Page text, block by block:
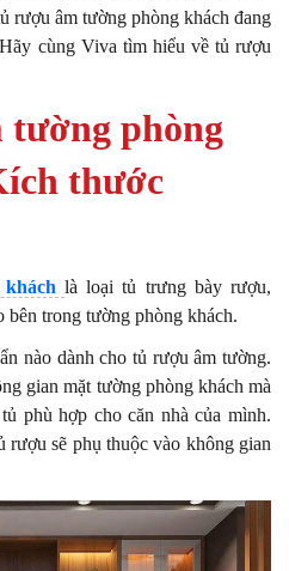
rượu âm tường phòng khách đang
cùng Viva tìm hiểu về tủ rượu
phòng
thước
kháchlà loại tủ trưng bày rượu,
bên trong tường phòng khách.
nào dành cho tủ rượu âm tường.
gian mặt tường phòng khách mà
phù hợp cho căn nhà của mình.
rượu sẽ phụ thuộc vào không gian